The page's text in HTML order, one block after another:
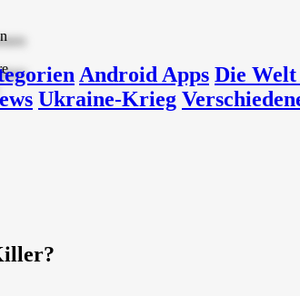
Android Apps Die Welt
Ukraine-Krieg